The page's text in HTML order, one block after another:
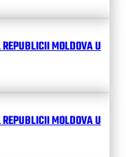
MOLDOVA U
MOLDOVA U